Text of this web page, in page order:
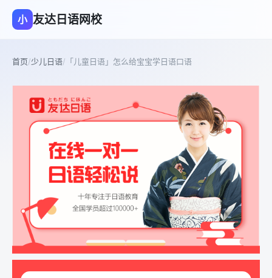
小 友达日语网校
首页/少儿日语/ 「儿童日语」怎么给宝宝学日语口语